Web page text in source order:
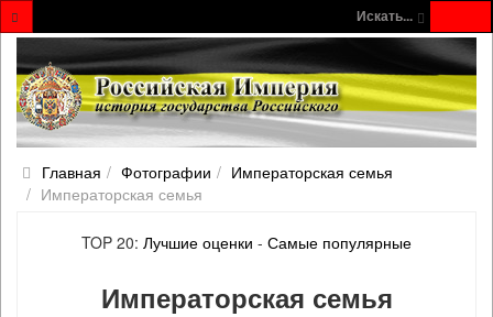
Искать...
Главная Фотографии
Императорская семья
Императорская семья
TOP 20: Лучшие оценки - Самые популярные
Императорская семья